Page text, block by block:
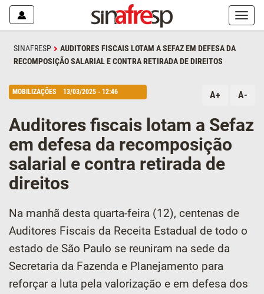
ou
SINAFRESP
AUDITORES FISCAIS LOTAM A SEFAZ EM DEFESA DA
RECOMPOSIÇÃO SALARIAL E CONTRA RETIRADA DE DIREITOS
MOBILIZAÇÕES 13/03/2025 - 12:46 A+ A-
Auditores fiscais lotam a Sefaz
em defesa da recomposição
salarial e contra retirada de
direitos
Na manhã desta quarta-feira (12), centenas de
Auditores Fiscais da Receita Estadual de todo o
estado de São Paulo se reuniram na sede da
Secretaria da Fazenda e Planejamento para
reforçar a luta pela valorização e em defesa dos